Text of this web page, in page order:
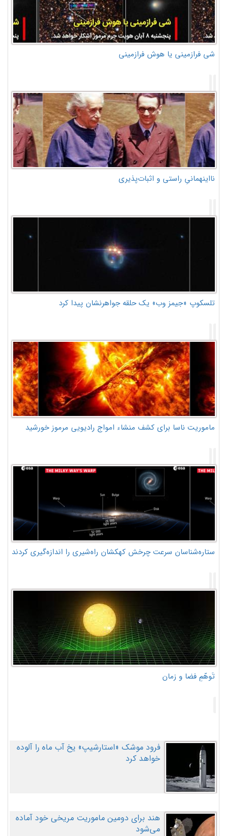
شی فرازمینی یا هوش فرازمینی
نااینهمانیِ راستی و اثبات‌پذیری
تلسکوپ «جیمز وب» یک حلقه جواهرنشان پیدا کرد
ماموریت ناسا برای کشف منشاء امواج رادیویی مرموز خورشید
ستاره‌شناسان سرعت چرخش کهکشان راه‌شیری را اندازه‌گیری کردند
تَوهّمِ فضا و زمان
فرود موشک «استارشیپ» یخ آب ماه را آلوده
خواهد کرد
هند برای دومین ماموریت مریخی خود آماده
می‌شود